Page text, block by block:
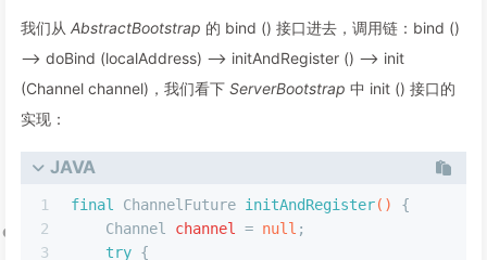
我们从 AbstractBootstrap 的 bind () 接口进去，调用链：bind ()
—> doBind (localAddress) —> initAndRegister () —> init
(Channel channel)，我们看下 ServerBootstrap 中 init () 接口的
实现：
JAVA
1
2
3
final ChannelFuture initAndRegister()
{
Channel
channel = null ;
try {